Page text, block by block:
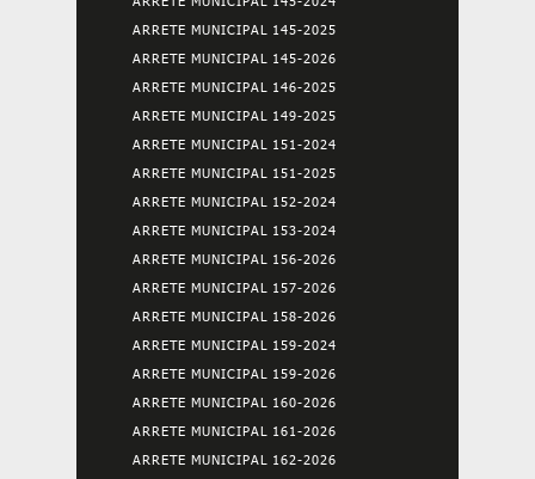
ARRETE MUNICIPAL 145-2025
ARRETE MUNICIPAL 145-2026
ARRETE MUNICIPAL 146-2025
ARRETE MUNICIPAL 149-2025
ARRETE MUNICIPAL 151-2024
ARRETE MUNICIPAL 151-2025
ARRETE MUNICIPAL 152-2024
ARRETE MUNICIPAL 153-2024
ARRETE MUNICIPAL 156-2026
ARRETE MUNICIPAL 157-2026
ARRETE MUNICIPAL 158-2026
ARRETE MUNICIPAL 159-2024
ARRETE MUNICIPAL 159-2026
ARRETE MUNICIPAL 160-2026
ARRETE MUNICIPAL 161-2026
ARRETE MUNICIPAL 162-2026